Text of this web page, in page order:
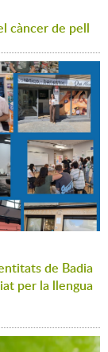
càncer de pell
de Badia
per la llengua